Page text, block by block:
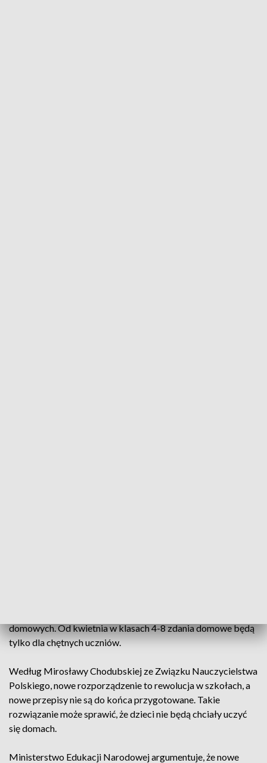
domowych. Od kwietnia w klasach 4-8 zdania domowe będą
tylko dla chętnych uczniów.
Według Mirosławy Chodubskiej ze Związku Nauczycielstwa
Polskiego, nowe rozporządzenie to rewolucja w szkołach, a
nowe przepisy nie są do końca przygotowane. Takie
rozwiązanie może sprawić, że dzieci nie będą chciały uczyć
się domach.
Ministerstwo Edukacji Narodowej argumentuje, że nowe